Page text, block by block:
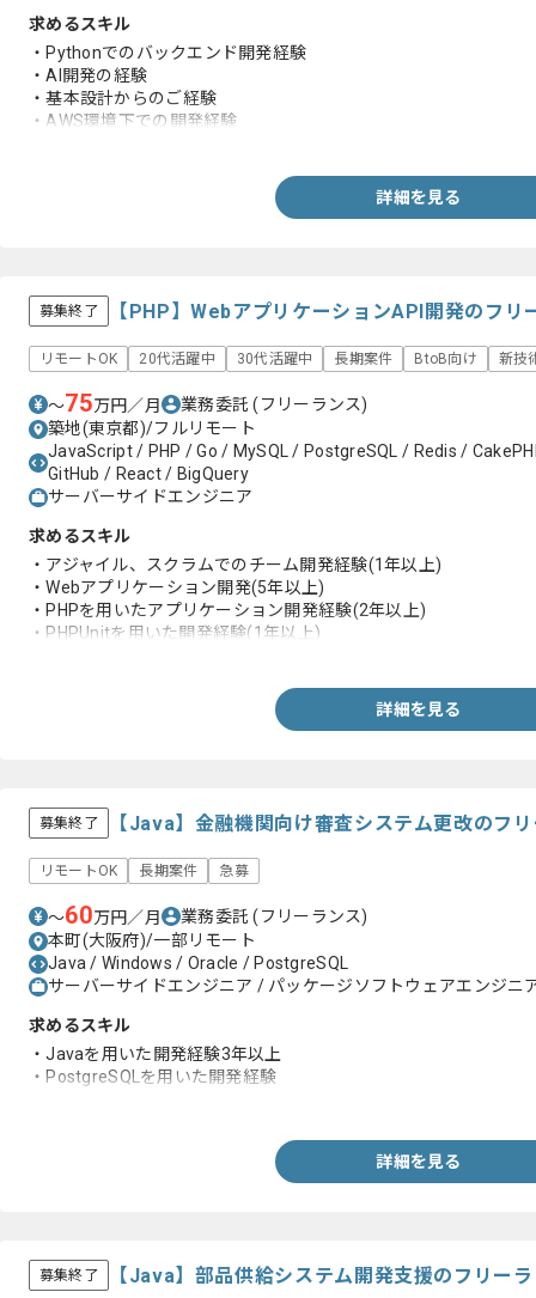
求めるスキル
・Pythonでのバックエンド開発経験
・AI開発の経験
・基本設計からのご経験
・AWS環境下での開発経験
詳細を見る
募集終了 【PHP】WebアプリケーションAPI開発のフリ
リモートOK 20代活躍中 30代活躍中 長期案件 BtoB向け 新技
〜75万円／月 業務委託(フリーランス)
築地(東京都)/フルリモート
JavaScript / PHP / Go / MySQL / PostgreSQL / Redis /
GitHub / React / BigQuery
サーバーサイドエンジニア
求めるスキル
・アジャイル、スクラムでのチーム開発経験(1年以上)
・Webアプリケーション開発(5年以上)
・PHPを用いたアプリケーション開発経験(2年以上)
・PHPUnitを用いた開発経験(1年以上)
・React等Viewライブラリを用いた実務経験
・GitHub、GitLab を用いたPRベースの開発経験
詳細を見る
募集終了 【Java】金融機関向け審査システム更改のフ
リモートOK 長期案件 急募
〜60万円／月 業務委託(フリーランス)
本町(大阪府)/一部リモート
Java / Windows / Oracle / PostgreSQL
サーバーサイドエンジニア / パッケージソフトウェアエンジニ
求めるスキル
・Javaを用いた開発経験3年以上
・PostgreSQLを用いた開発経験
詳細を見る
募集終了 【Java】部品供給システム開発支援のフリー